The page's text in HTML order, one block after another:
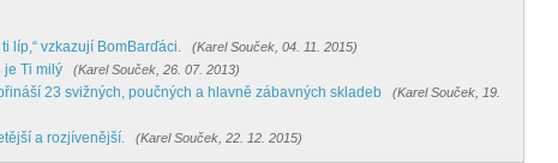
líp,“ vzkazují BomBarďáci. (Karel Souček, 04. 11. 2015)
je Ti milý (Karel Souček, 26. 07. 2013)
23 svižných, poučných a hlavně zábavných skladeb
(Karel Souček, 19.
a rozjívenější. (Karel Souček, 22. 12. 2015)